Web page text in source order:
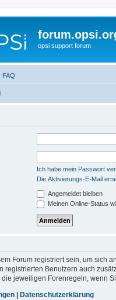
opsi support forum
FAQ
Ich habe mein Passwort
Die Aktivierungs-E-Mail
Angemeldet bleiben
Meinen Online-Status
Forum registriert sein, um sich
registrierten Benutzern auch
jeweiligen Forenregeln, wenn
Datenschutzerklärung